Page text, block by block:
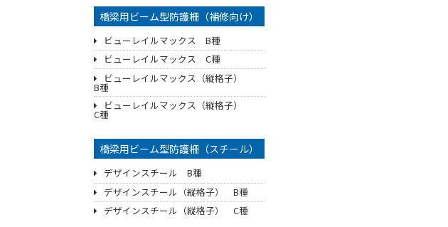
橋梁用ビーム型防護柵（補修向け）
ビューレイルマックス B種
ビューレイルマックス C種
ビューレイルマックス（縦格子）
B種
ビューレイルマックス（縦格子）
C種
橋梁用ビーム型防護柵（スチール）
デザインスチール B種
デザインスチール（縦格子） B種
デザインスチール（縦格子） C種